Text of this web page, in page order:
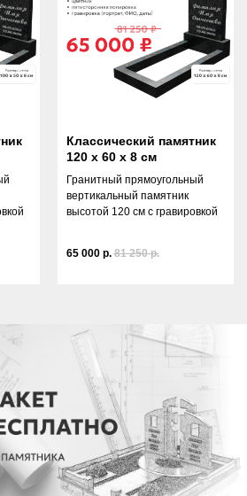
Классический памятник
120 х 60 х 8 см
Гранитный прямоугольный
вертикальный памятник
высотой 120 см с гравировкой
65 000 р. 81 250 р.
ЧТОБЫ
ИДЕАЛЬНЫЙ
лично – мы
по готовности